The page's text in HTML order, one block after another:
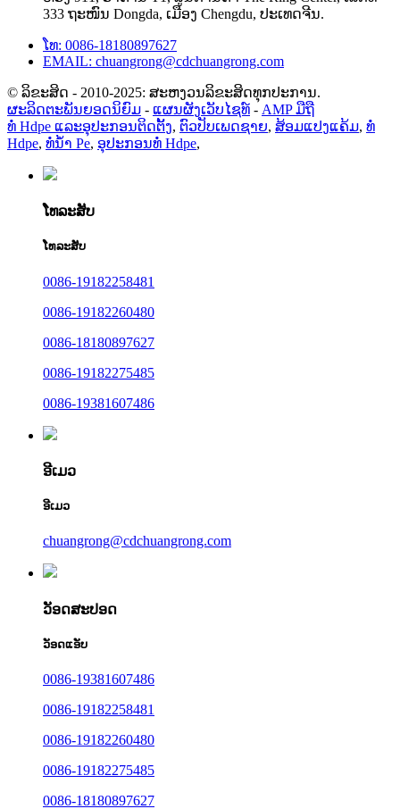
333 ຖະໜົນ Dongda, ເມືອງ Chengdu, ປະເທດຈີນ.
ໂທ: 0086-18180897627
EMAIL: chuangrong@cdchuangrong.com
© ລິຂະສິດ - 2010-2025: ສະຫງວນລິຂະສິດທຸກປະການ.
ຜະລິດຕະພັນຍອດນິຍົມ - ແຜນຜັງເວັບໄຊທ໌ - AMP ມືຖື
ທໍ່ Hdpe ແລະອຸປະກອນຕິດຕັ້ງ, ຕົວປັບເພດຊາຍ, ສ້ອມແປງແຄ້ມ, ທໍ່
Hdpe, ທໍ່ນໍ້າ Pe, ອຸປະກອນທໍ່ Hdpe,
ໂທລະສັບ
ໂທລະສັບ
0086-19182258481
0086-19182260480
0086-18180897627
0086-19182275485
0086-19381607486
ອີເມວ
ອີເມວ
chuangrong@cdchuangrong.com
ວັອດສະປອດ
ວັອດແອັບ
0086-19381607486
0086-19182258481
0086-19182260480
0086-19182275485
0086-18180897627